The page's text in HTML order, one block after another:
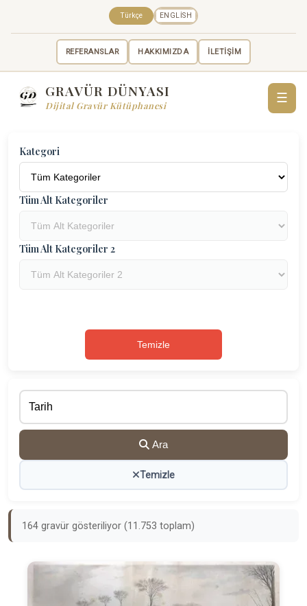
REFERANSLAR HAKKIMIZDA İLETİŞİM
Türkçe ENGLISH
GRAVÜR DÜNYASI
Dijital Gravür Kütüphanesi
☰
Kategori
Tüm Alt Kategoriler
Tüm Alt Kategoriler 2
Temizle
Ara
Temizle
164 gravür gösteriliyor (11.753 toplam)